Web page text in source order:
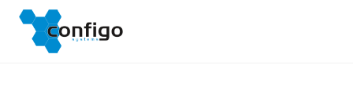
Zum Inhalt springen